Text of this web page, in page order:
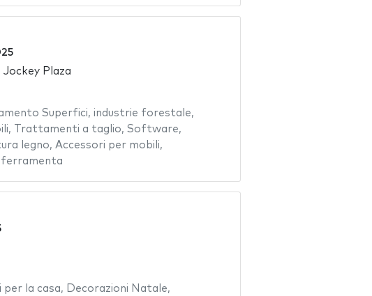
Plaza
Superfici, industrie forestale,
, Trattamenti a taglio, Software,
legno, Accessori per mobili,
ferramenta
la casa, Decorazioni Natale,